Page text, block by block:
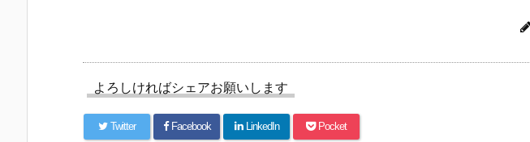
よろしければシェアお願いします
Twitter Facebook LinkedIn Pocket